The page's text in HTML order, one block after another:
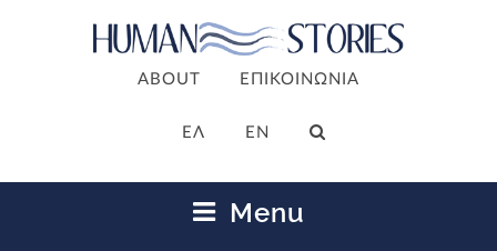
ABOUT ΕΠΙΚΟΙΝΩΝΙΑ
ΕΛ EN
Menu